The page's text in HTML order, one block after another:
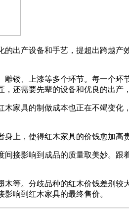
产设备和手艺，提超出跨越产
、上漆等多个环节。每一个环
还需要先辈的设备和优良的出产
具的制做成本也正在不竭变化
上，使得红木家具的价钱愈加高贵
影响到成品的质量取美妙。跟
。分歧品种的红木价钱差别较
响到红木家具的最终售价。